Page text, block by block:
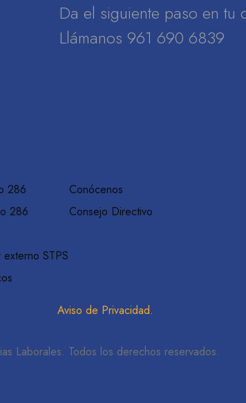
Da el siguiente paso en
Llámanos 961 690 6839
286
286
STPS
Conócenos
Consejo Directivo
Aviso de Privacidad.
Laborales. Todos los derechos reservados.